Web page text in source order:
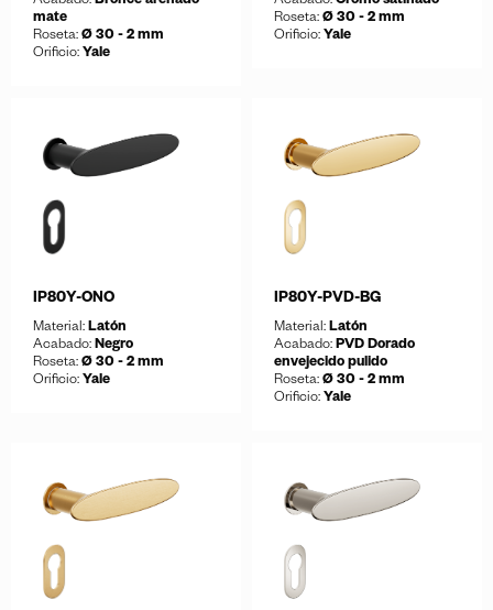
mate
Roseta: Ø 30 - 2 mm
Orificio: Yale
Roseta: Ø 30 - 2 mm
Orificio: Yale
IP80Y-ONO
Material: Latón
Acabado: Negro
Roseta: Ø 30 - 2 mm
Orificio: Yale
IP80Y-PVD-BG
Material: Latón
Acabado: PVD Dorado
envejecido pulido
Roseta: Ø 30 - 2 mm
Orificio: Yale